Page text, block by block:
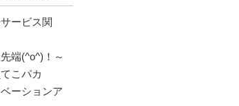
サービス関
端(^o^)！～
こパカ
ーションア